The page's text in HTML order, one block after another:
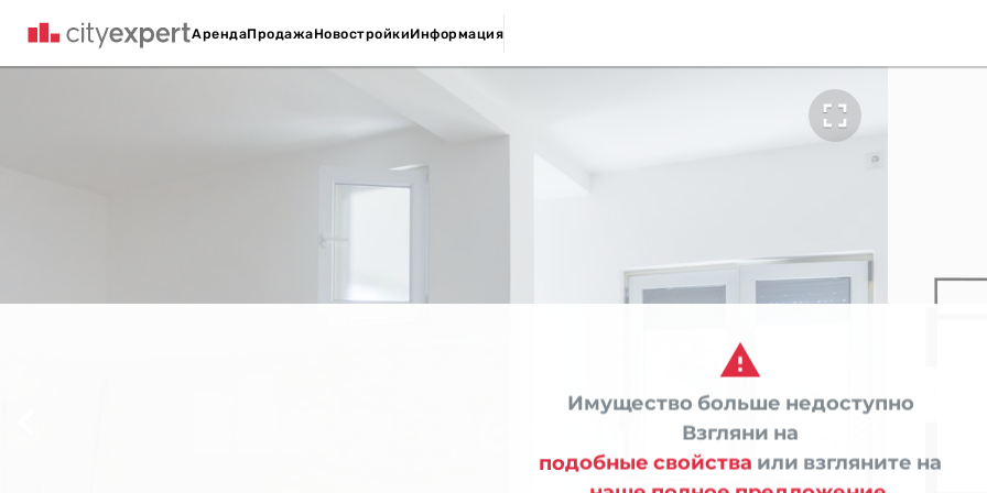
АрендаПродажаНовостройкиИнформация



Имущество больше недоступно
Взгляни на
подобные свойства или взгляните на